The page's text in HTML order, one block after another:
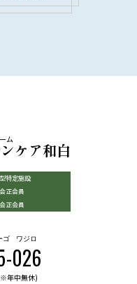
ム
ケア和白
特定施設
正会員
正会員
ゴ
-026
ワジロ
年中無休)